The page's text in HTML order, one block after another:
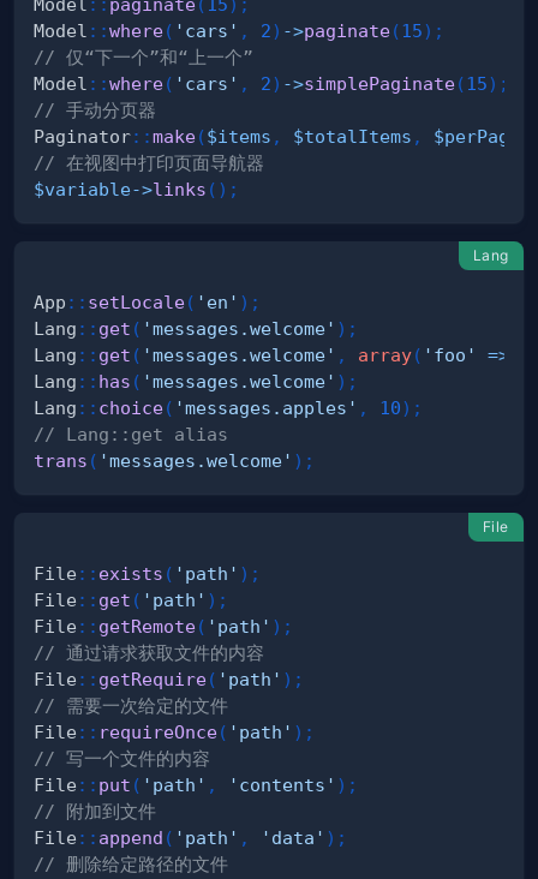
Model :: paginate( 15 ) ;
Model ::where( 'cars' , 2) ->paginate(15) ;
// 仅“下一个”和“上一个”
Model ::where( 'cars' , 2) ->simplePaginate(15) ;
// 手动分页器
Paginator::make($items , $totalItems , $perPage
// 在视图中打印页面导航器
$variable->links ( ) ;
Lang
App :: setLocale( 'en' ) ;
Lang :: get ( 'messages.welcome' ) ;
Lang :: get ( 'messages.welcome' , array( 'foo' =>
Lang :: has ( 'messages.welcome' ) ;
Lang :: choice( 'messages.apples' , 10) ;
// Lang::get alias
trans ( 'messages.welcome' ) ;
File
File :: exists ( 'path' ) ;
File :: get ( 'path' ) ;
File :: getRemote( 'path' ) ;
// 通过请求获取文件的内容
File :: getRequire( 'path' ) ;
// 需要一次给定的文件
File :: requireOnce( 'path' ) ;
// 写一个文件的内容
File :: put ( 'path' , 'contents' ) ;
// 附加到文件
File :: append ( 'path' , 'data' ) ;
// 删除给定路径的文件